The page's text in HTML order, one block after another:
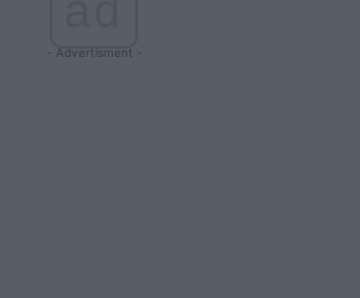
- Advertisment -